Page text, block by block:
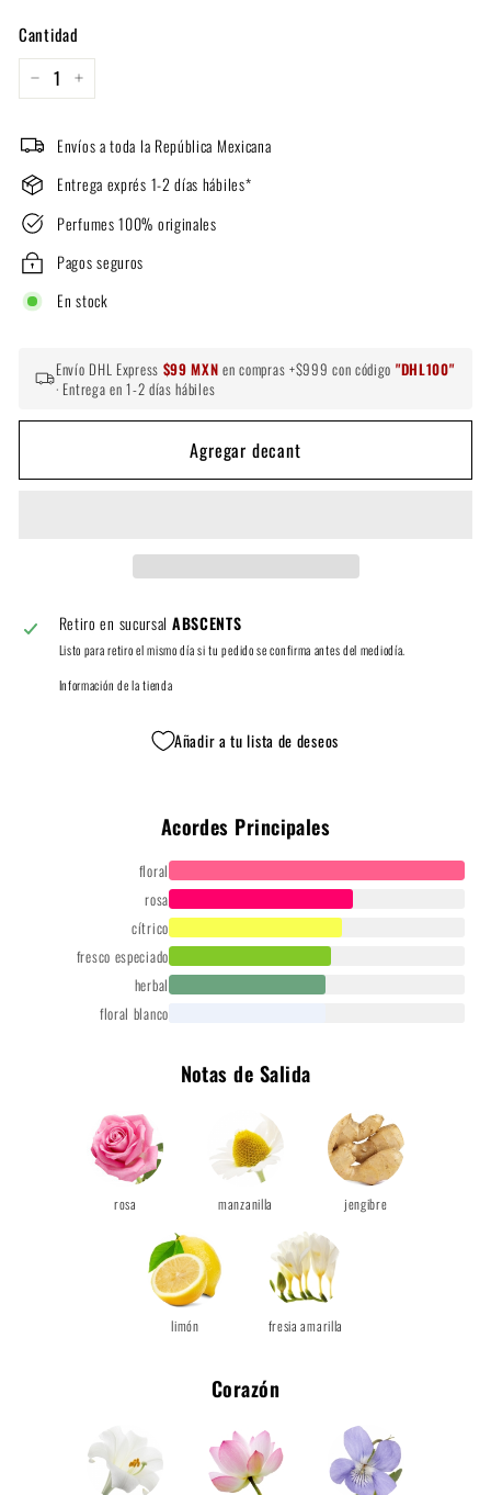
Cantidad
+
Envíos a toda la República Mexicana
Entrega exprés 1-2 días hábiles*
Perfumes 100% originales
Pagos seguros
En stock
Envío DHL Express $99 MXN en compras +$999 con código "DHL100"
· Entrega en 1-2 días hábiles
Agregar decant
Retiro en sucursal ABSCENTS
Listo para retiro el mismo día si tu pedido se confirma antes del mediodía.
Información de la tienda
Añadir a tu lista de deseos
Acordes Principales
floral
rosa
cítrico
fresco especiado
herbal
floral blanco
Notas de Salida
rosa manzanilla jengibre
limón fresia amarilla
Corazón